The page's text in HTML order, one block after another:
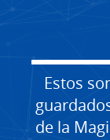
Estos
de la